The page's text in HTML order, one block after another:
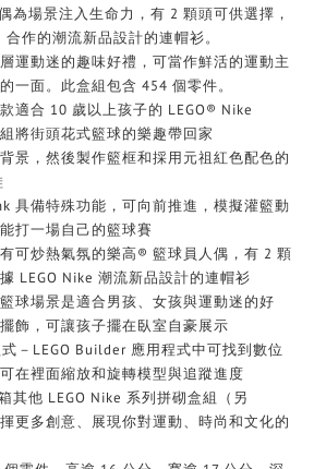
為場景注入生命力，有 2 顆頭可供選擇，
作的潮流新品設計的連帽衫。
運動迷的趣味好禮，可當作鮮活的運動主
一面。此盒組包含 454 個零件。
適合 10 歲以上孩子的 LEGO® Nike
將街頭花式籃球的樂趣帶回家
景，然後製作籃框和採用元祖紅色配色的
具備特殊功能，可向前推進，模擬灌籃動
打一場自己的籃球賽
可炒熱氣氛的樂高® 籃球員人偶，有 2 顆
LEGO Nike 潮流新品設計的連帽衫
球場景是適合男孩、女孩與運動迷的好
飾，可讓孩子擺在臥室自豪展示
－LEGO Builder 應用程式中可找到數位
在裡面縮放和旋轉模型與追蹤進度
其他 LEGO Nike 系列拼砌盒組（另
更多創意、展現你對運動、時尚和文化的